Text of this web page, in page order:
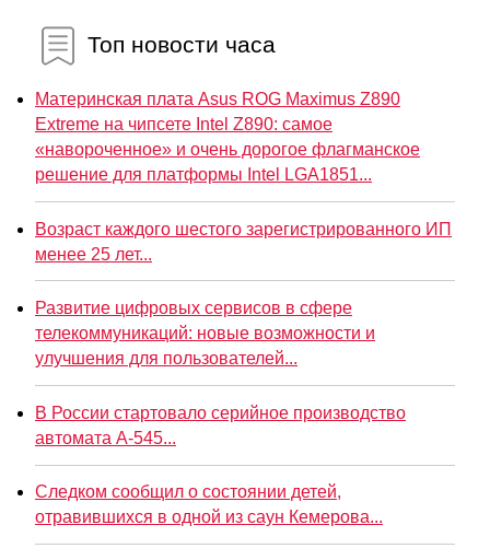
Топ новости часа
Материнская плата Asus ROG Maximus Z890
Extreme на чипсете Intel Z890: самое
«навороченное» и очень дорогое флагманское
решение для платформы Intel LGA1851...
Возраст каждого шестого зарегистрированного ИП
менее 25 лет...
Развитие цифровых сервисов в сфере
телекоммуникаций: новые возможности и
улучшения для пользователей...
В России стартовало серийное производство
автомата А-545...
Следком сообщил о состоянии детей,
отравившихся в одной из саун Кемерова...